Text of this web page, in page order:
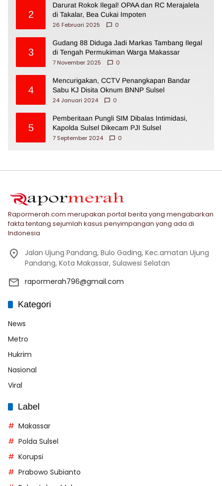
2
Darurat Rokok Ilegal! OPAA dan RC Merajalela
di Takalar, Bea Cukai Impoten
26 Februari 2025
0
3
Gudang 88 Diduga Jadi Markas Tambang Ilegal
di Tengah Permukiman Warga Makassar
7 November 2025
0
4
Mencurigakan, CCTV Penangkapan Bandar
Sabu KJ Disita Oknum BNNP Sulsel
24 Januari 2024
0
5
Pemberitaan Pungli SIM Dibalas Intimidasi,
Kapolda Sulsel Dikecam PJI Sulsel
7 September 2024
0
Rapormerah.com merupakan portal berita yang mengabarkan
fakta tentang sejumlah kasus penyimpangan yang ada di
Indonesia
Jalan Ujung Pandang, Bulo Gading, Kec.amatan Ujung
Pandang, Kota Makassar, Sulawesi Selatan
rapormerah796@gmail.com
Kategori
News
Metro
Hukrim
Nasional
Viral
Label
Makassar
Polda Sulsel
Korupsi
Prabowo Subianto